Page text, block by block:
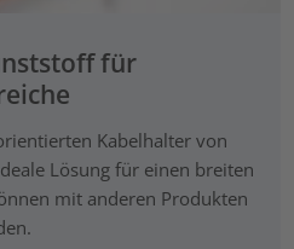
für
Kabelhalter von
Lösung für einen breiten
mit anderen Produkten